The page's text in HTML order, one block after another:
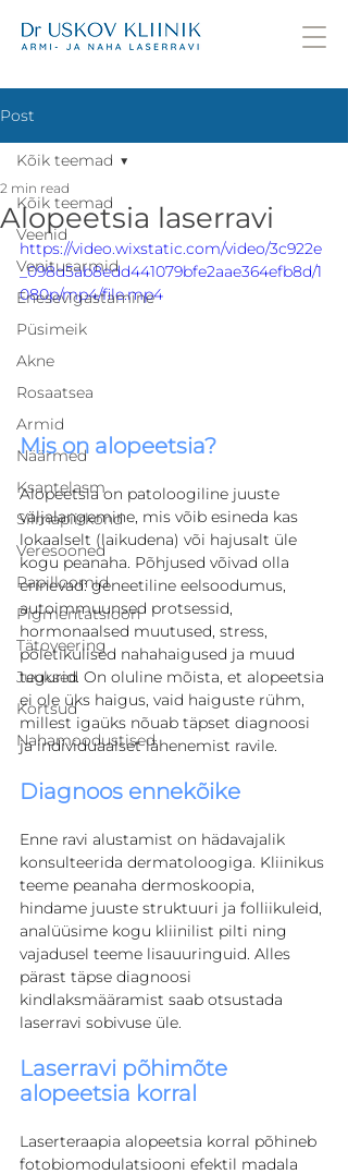
Post
Kõik teemad
Veenid
Venitusarmid
Enesevigastamine
Püsimeik
Akne
Rosaatsea
Armid
Näärmed
Ksantelasm
Silmapiirkond
Veresooned
Papilloomid
Pigmentatsioon
Tätoveering
Juuksed
Kortsud
Nahamoodustised
Kõik teemad
Alopeetsia laserravi
2 min read
https://video.wixstatic.com/video/3c922e
_098d5ab8edd441079bfe2aae364efb8d/1
080p/mp4/file.mp4
Mis on alopeetsia?
Alopeetsia on patoloogiline juuste
väljalangemine, mis võib esineda kas
lokaalselt (laikudena) või hajusalt üle
kogu peanaha. Põhjused võivad olla
erinevad: geneetiline eelsoodumus,
autoimmuunsed protsessid,
hormonaalsed muutused, stress,
põletikulised nahahaigused ja muud
tegurid. On oluline mõista, et alopeetsia
ei ole üks haigus, vaid haiguste rühm,
millest igaüks nõuab täpset diagnoosi
ja individuaalset lähenemist ravile.
Diagnoos ennekõike
Enne ravi alustamist on hädavajalik
konsulteerida dermatoloogiga. Kliinikus
teeme peanaha dermoskoopia,
hindame juuste struktuuri ja folliikuleid,
analüüsime kogu kliinilist pilti ning
vajadusel teeme lisauuringuid. Alles
pärast täpse diagnoosi
kindlaksmääramist saab otsustada
laserravi sobivuse üle.
Laserravi põhimõte
alopeetsia korral
Laserteraapia alopeetsia korral põhineb
fotobiomodulatsiooni efektil madala